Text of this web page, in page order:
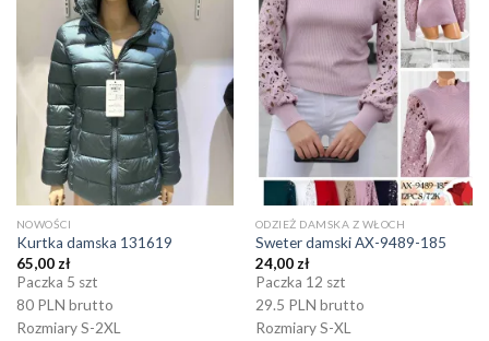
NOWOŚCI
Kurtka damska 131619
65,00 zł
Paczka 5 szt
80 PLN brutto
Rozmiary S-2XL
ODZIEŻ DAMSKA Z WŁOCH
Sweter damski AX-9489-185
24,00 zł
Paczka 12 szt
29.5 PLN brutto
Rozmiary S-XL